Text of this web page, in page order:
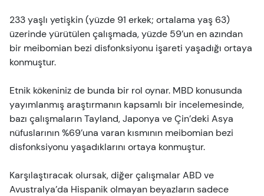
233 yaşlı yetişkin (yüzde 91 erkek; ortalama yaş 63)
üzerinde yürütülen çalışmada, yüzde 59’un en azından
bir meibomian bezi disfonksiyonu işareti yaşadığı ortaya
konmuştur.
Etnik kökeniniz de bunda bir rol oynar. MBD konusunda
yayımlanmış araştırmanın kapsamlı bir incelemesinde,
bazı çalışmaların Tayland, Japonya ve Çin’deki Asya
nüfuslarının %69’una varan kısmının meibomian bezi
disfonksiyonu yaşadıklarını ortaya konmuştur.
Karşılaştıracak olursak, diğer çalışmalar ABD ve
Avustralya’da Hispanik olmayan beyazların sadece